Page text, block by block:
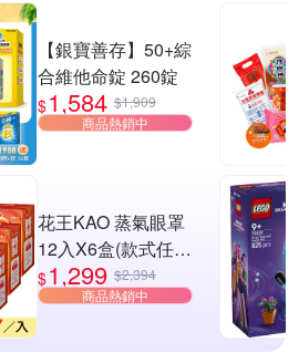
【銀寶善存】50+綜
合維他命錠 260錠
$1,584 $1,909
商品熱銷中
花王KAO 蒸氣眼罩
12入X6盒(款式任
選)
$1,299 $2,394
商品熱銷中